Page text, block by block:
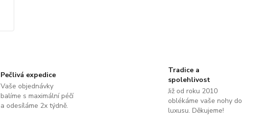
Pečlivá expedice
Vaše objednávky
balíme s maximální péčí
a odesíláme 2x týdně.
Tradice a
spolehlivost
Již od roku 2010
oblékáme vaše nohy do
luxusu. Děkujeme!